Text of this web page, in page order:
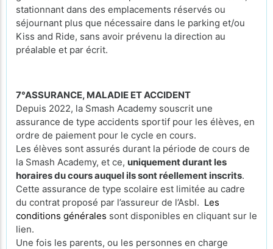
stationnant dans des emplacements réservés ou
séjournant plus que nécessaire dans le parking et/ou
Kiss and Ride, sans avoir prévenu la direction au
préalable et par écrit.
7°ASSURANCE, MALADIE ET ACCIDENT
Depuis 2022, la Smash Academy souscrit une
assurance de type accidents sportif pour les élèves, en
ordre de paiement pour le cycle en cours.
Les élèves sont assurés durant la période de cours de
la Smash Academy, et ce, uniquement durant les
horaires du cours auquel ils sont réellement inscrits.
Cette assurance de type scolaire est limitée au cadre
du contrat proposé par l’assureur de l’Asbl. Les
conditions générales sont disponibles en cliquant sur le
lien.
Une fois les parents, ou les personnes en charge